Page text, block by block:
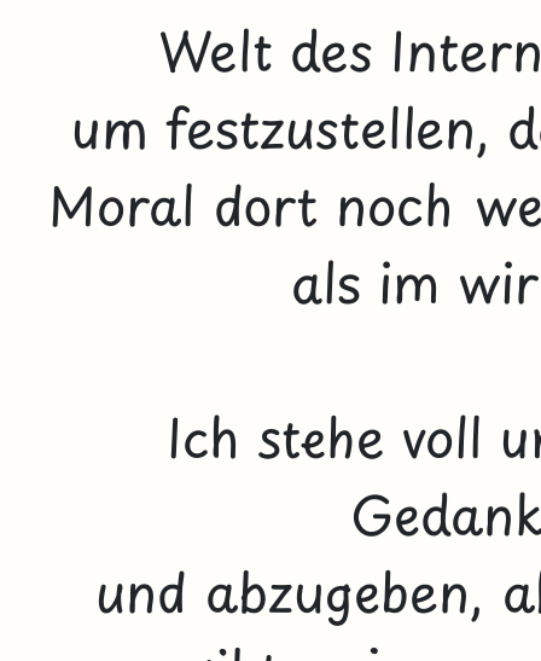
Welt des
um festzustellen,
Moral dort noch
als im
Ich stehe voll
und abzugeben,